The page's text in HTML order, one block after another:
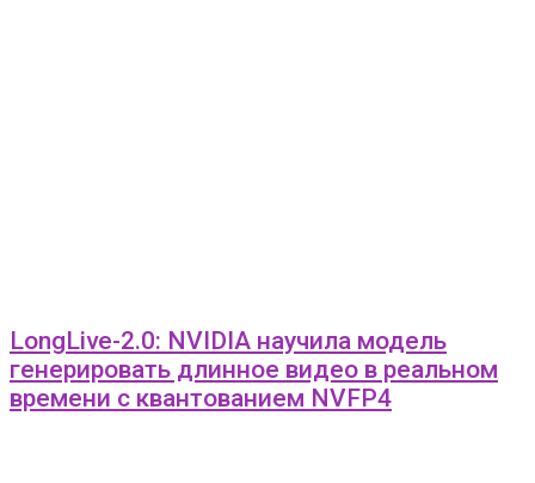
LongLive-2.0: NVIDIA научила модель
генерировать длинное видео в реальном
времени с квантованием NVFP4